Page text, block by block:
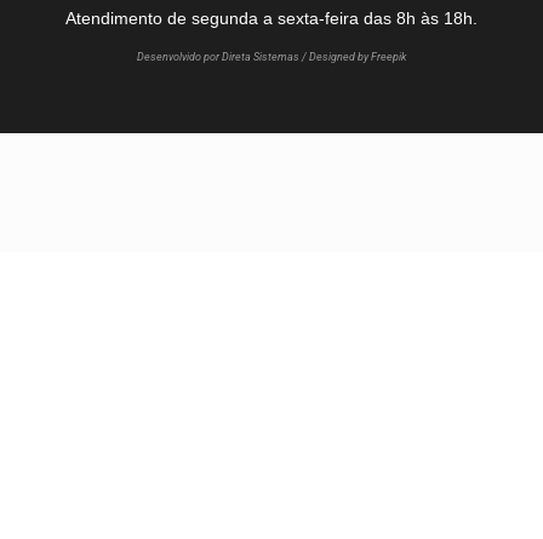
Atendimento de segunda a sexta-feira das 8h às 18h.
Desenvolvido por Direta Sistemas / Designed by Freepik